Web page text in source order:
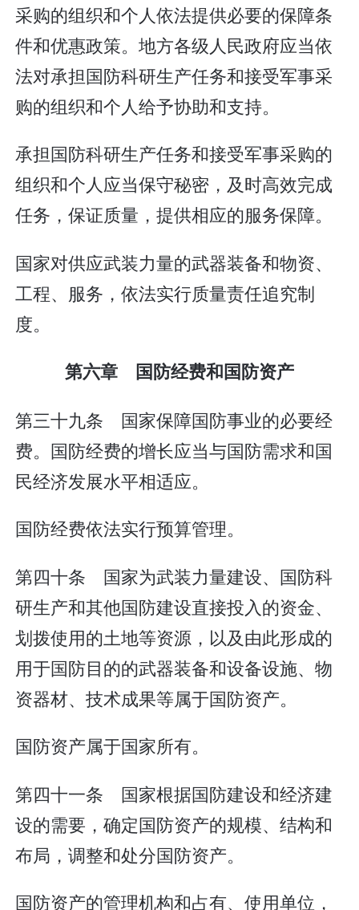
采购的组织和个人依法提供必要的保障条
件和优惠政策。地方各级人民政府应当依
法对承担国防科研生产任务和接受军事采
购的组织和个人给予协助和支持。
承担国防科研生产任务和接受军事采购的
组织和个人应当保守秘密，及时高效完成
任务，保证质量，提供相应的服务保障。
国家对供应武装力量的武器装备和物资、
工程、服务，依法实行质量责任追究制
度。
第六章 国防经费和国防资产
第三十九条 国家保障国防事业的必要经
费。国防经费的增长应当与国防需求和国
民经济发展水平相适应。
国防经费依法实行预算管理。
第四十条 国家为武装力量建设、国防科
研生产和其他国防建设直接投入的资金、
划拨使用的土地等资源，以及由此形成的
用于国防目的的武器装备和设备设施、物
资器材、技术成果等属于国防资产。
国防资产属于国家所有。
第四十一条 国家根据国防建设和经济建
设的需要，确定国防资产的规模、结构和
布局，调整和处分国防资产。
国防资产的管理机构和占有、使用单位，